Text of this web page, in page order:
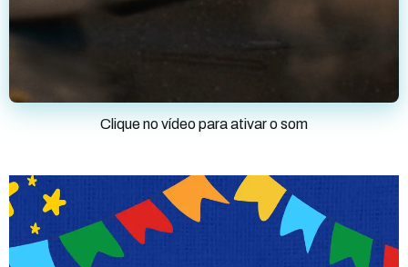
Clique no vídeo para ativar o som